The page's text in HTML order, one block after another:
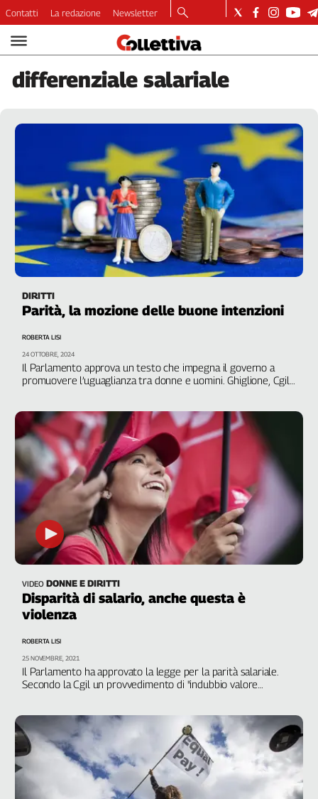
Video
Podcast
Dirette
Ambiente
Diritti
Welfare
Internazionale
Culture
Categorie
Fillea
Filt
Fisac
Flai
Flc
Fp
Nidil
Slc
Inca
Caaf
Speciali
G8
sangue
120
anni
Cgil
Collettiva
Contatti La redazione Newsletter
differenziale salariale
DIRITTI
Parità, la mozione delle buone intenzioni
Il Parlamento approva un testo che impegna il governo a
promuovere l’uguaglianza tra donne e uomini. Ghiglione, Cgil:
ROBERTA LISI
24 OTTOBRE, 2024
VIDEO DONNE E DIRITTI
Disparità di salario, anche questa è
violenza
Il Parlamento ha approvato la legge per la parità salariale.
Secondo la Cgil un provvedimento di "indubbio valore
ROBERTA LISI
25 NOVEMBRE, 2021